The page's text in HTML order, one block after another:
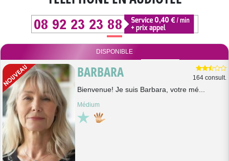
DISPONIBLE
BARBARA 164 consult.
Bienvenue! Je suis Barbara, votre mé...
Médium